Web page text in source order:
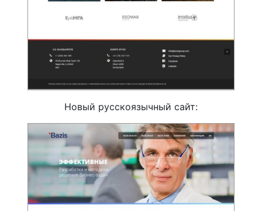
Новый русскоязычный сайт: